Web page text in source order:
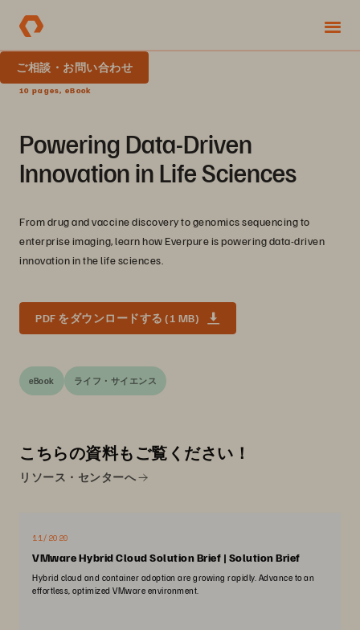
ご相談・お問い合わせ
10 pages, eBook
Powering Data-Driven
Innovation in Life Sciences
From drug and vaccine discovery to genomics sequencing to
enterprise imaging, learn how Everpure is powering data-driven
innovation in the life sciences.
PDF をダウンロードする (1 MB)
eBook ライフ・サイエンス
こちらの資料もご覧ください！
リソース・センターへ
11/2020
VMware Hybrid Cloud Solution Brief | Solution Brief
Hybrid cloud and container adoption are growing rapidly. Advance to an
effortless, optimized VMware environment.